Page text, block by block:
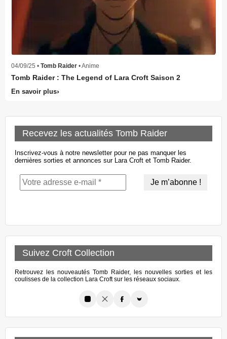
04/09/25 • Tomb Raider • Anime
Tomb Raider : The Legend of Lara Croft Saison 2
En savoir plus
Recevez les actualités Tomb Raider
Inscrivez-vous à notre newsletter pour ne pas manquer les
dernières sorties et annonces sur Lara Croft et Tomb Raider.
Suivez Croft Collection
Retrouvez les nouveautés Tomb Raider, les nouvelles sorties et les
coulisses de la collection Lara Croft sur les réseaux sociaux.